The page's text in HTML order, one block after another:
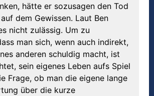
hätte er sozusagen den Tod
dem Gewissen. Laut Ben
nicht zulässig. Um zu
man sich, wenn auch indirekt,
anderen schuldig macht, ist
sein eigenes Leben aufs Spiel
Frage, ob man die eigene lange
über die kurze